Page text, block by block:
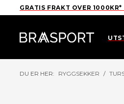
GRATIS FRAKT OVER
DU ER HER: RYGGSEKKER /